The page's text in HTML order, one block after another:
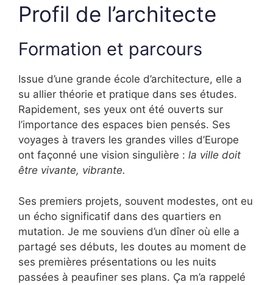
Profil de l’architecte
Formation et parcours
Issue d’une grande école d’architecture, elle a
su allier théorie et pratique dans ses études.
Rapidement, ses yeux ont été ouverts sur
l’importance des espaces bien pensés. Ses
voyages à travers les grandes villes d’Europe
ont façonné une vision singulière : la ville doit
être vivante, vibrante.
Ses premiers projets, souvent modestes, ont eu
un écho significatif dans des quartiers en
mutation. Je me souviens d’un dîner où elle a
partagé ses débuts, les doutes au moment de
ses premières présentations ou les nuits
passées à peaufiner ses plans. Ça m’a rappelé